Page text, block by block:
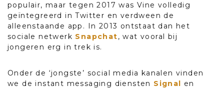
populair, maar tegen 2017 was Vine volledig
geïntegreerd in Twitter en verdween de
alleenstaande app. In 2013 ontstaat dan het
sociale netwerk Snapchat, wat vooral bij
jongeren erg in trek is.
Onder de ‘jongste’ social media kanalen vinden
we de instant messaging diensten Signal en